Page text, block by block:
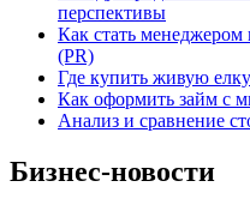
перспективы
Как стать менеджером
(PR)
Где купить живую
Как оформить займ с
Анализ и сравнение
Бизнес-новости